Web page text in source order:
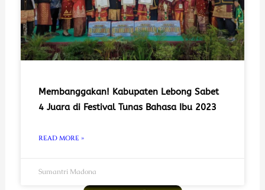
Membanggakan! Kabupaten Lebong Sabet
4 Juara di Festival Tunas Bahasa Ibu 2023
READ MORE »
Sumantri Madona